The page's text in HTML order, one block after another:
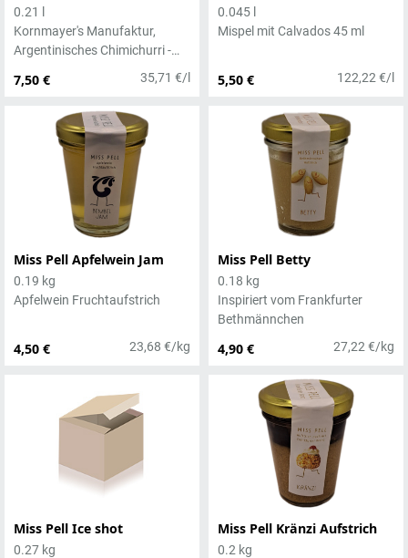
7,50 € 35,71 €/l
0.21 l
Kornmayer's Manufaktur,
Argentinisches Chimichurri -
mit den Kräutern der Grünen
5,50 € 122,22 €/l
0.045 l
Mispel mit Calvados 45 ml
Miss Pell Apfelwein Jam
4,50 € 23,68 €/kg
0.19 kg
Apfelwein Fruchtaufstrich
Miss Pell Betty
4,90 € 27,22 €/kg
0.18 kg
Inspiriert vom Frankfurter
Bethmännchen
Miss Pell Ice shot
0.27 kg
Miss Pell Kränzi Aufstrich
0.2 kg